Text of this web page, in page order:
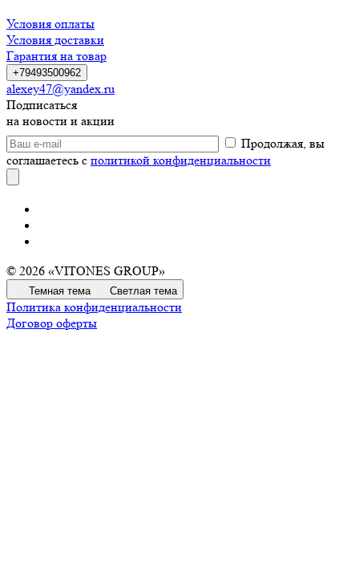
Условия оплаты
Условия доставки
Гарантия на товар
+79493500962
alexey47@yandex.ru
Подписаться
на новости и акции
Продолжая, вы
соглашаетесь с политикой конфиденциальности
© 2026 «VITONES GROUP»
Темная тема Светлая тема
Политика конфиденциальности
Договор оферты